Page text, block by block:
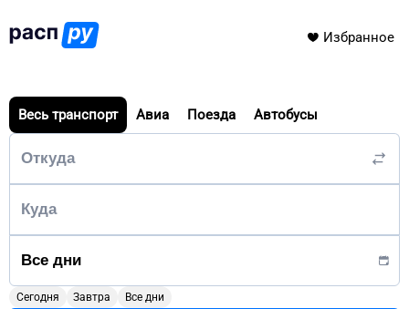
Избранное
Весь транспорт Авиа Поезда Автобусы
Сегодня Завтра Все дни